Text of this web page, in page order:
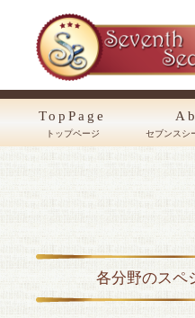
TopPage
トップページ セブンスシ
各分野のスペ